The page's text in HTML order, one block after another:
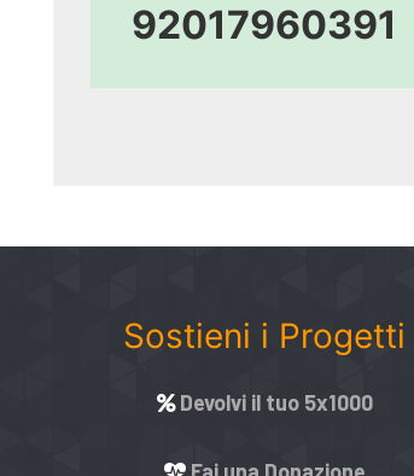
92017960391
Sostieni i Progetti
Devolvi il tuo 5x1000